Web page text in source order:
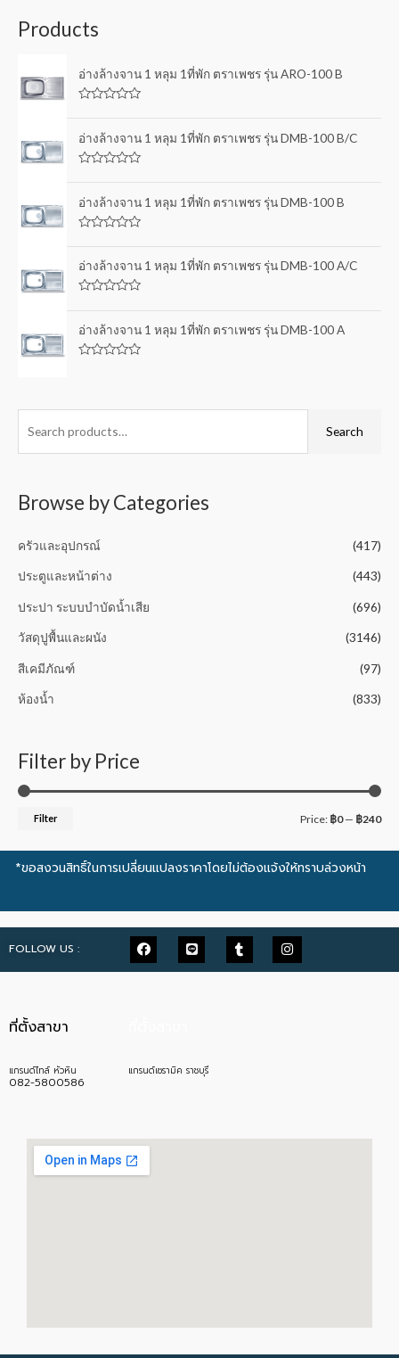
Products
อ่างล้างจาน 1 หลุม 1ที่พัก ตราเพชร รุ่น ARO-100 B
t
e
d
t
o
f
อ่างล้างจาน 1 หลุม 1ที่พัก ตราเพชร รุ่น DMB-100 B/C
t
e
d
t
o
f
อ่างล้างจาน 1 หลุม 1ที่พัก ตราเพชร รุ่น DMB-100 B
t
e
d
t
o
f
อ่างล้างจาน 1 หลุม 1ที่พัก ตราเพชร รุ่น DMB-100 A/C
t
e
d
o
5
อ่างล้างจาน 1 หลุม 1ที่พัก ตราเพชร รุ่น DMB-100 A
d
o
Search
Browse by Categories
ครัวและอุปกรณ์ (417)
ประตูและหน้าต่าง (443)
ประปา ระบบบำบัดน้ำเสีย (696)
วัสดุปูพื้นและผนัง (3146)
สีเคมีภัณฑ์ (97)
ห้องน้ำ (833)
Filter by Price
Filter Price: ฿0— ฿240
*ขอสงวนสิทธิ์ในการเปลี่ยนแปลงราคาโดยไม่ต้องแจ้งให้ทราบล่วงหน้า
FOLLOW US :
ที่ตั้งสาขา
แกรนด์ไทล์ หัวหิน
082-5800586
แกรนด์เซรามิค ราชบุรี